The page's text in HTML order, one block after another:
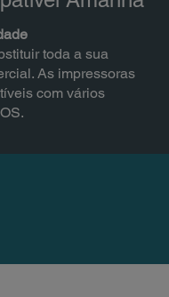
toda a sua
As impressoras
com vários